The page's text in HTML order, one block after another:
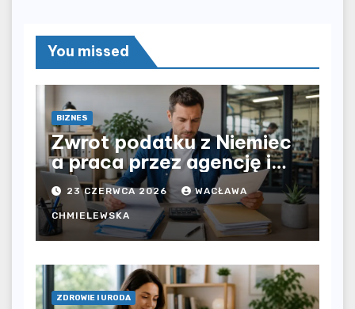
You missed
BIZNES
Zwrot podatku z Niemiec
a praca przez agencję i
bezpośrednio u
pracodawcy – jak
rozliczyć oba źródła
dochodu?
23 CZERWCA 2026 WACŁAWA
CHMIELEWSKA
ZDROWIE I URODA